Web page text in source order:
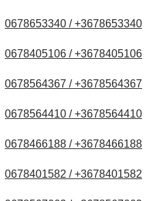
0678653340 / +3678653340
0678405106 / +3678405106
0678564367 / +3678564367
0678564410 / +3678564410
0678466188 / +3678466188
0678401582 / +3678401582